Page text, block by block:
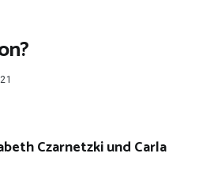
Czarnetzki und Carla